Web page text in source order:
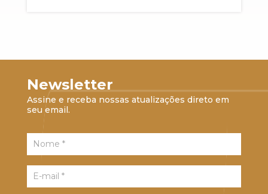
Newsletter
Assine e receba nossas atualizações direto em
seu email.